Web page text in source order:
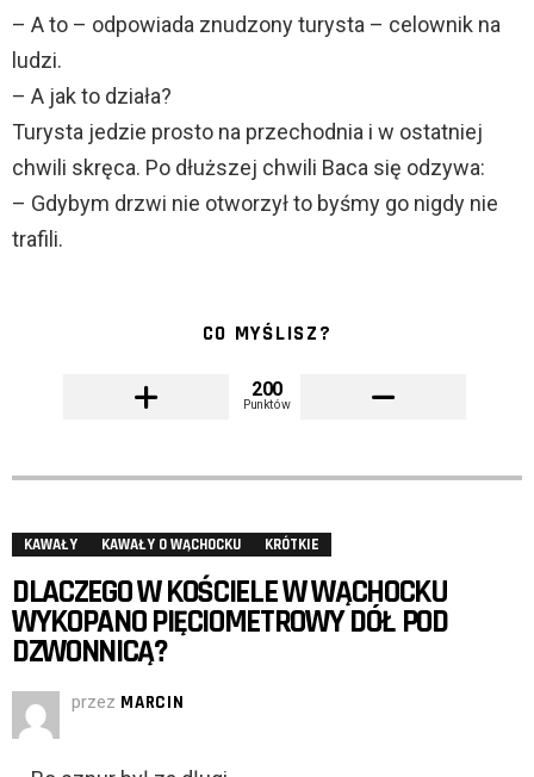
– A to – odpowiada znudzony turysta – celownik na
ludzi.
– A jak to działa?
Turysta jedzie prosto na przechodnia i w ostatniej
chwili skręca. Po dłuższej chwili Baca się odzywa:
– Gdybym drzwi nie otworzył to byśmy go nigdy nie
trafili.
CO MYŚLISZ?
200
Punktów
KAWAŁY KAWAŁY O WĄCHOCKU KRÓTKIE
DLACZEGO W KOŚCIELE W WĄCHOCKU
WYKOPANO PIĘCIOMETROWY DÓŁ POD
DZWONNICĄ?
przez MARCIN